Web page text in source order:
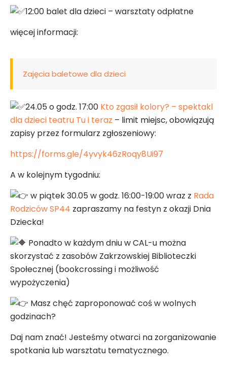
12:00 balet dla dzieci – warsztaty odpłatne
więcej informacji:
Zajęcia baletowe dla dzieci
24.05 o godz. 17:00 Kto zgasił kolory? – spektakl
dla dzieci teatru Tu i teraz – limit miejsc, obowiązują
zapisy przez formularz zgłoszeniowy:
https://forms.gle/4yvyk46zRoqy8Ui97
A w kolejnym tygodniu:
w piątek 30.05 w godz. 16:00-19:00 wraz z Rada
Rodziców SP44 zapraszamy na festyn z okazji Dnia
Dziecka!
Ponadto w każdym dniu w CAL-u można
skorzystać z zasobów Zakrzowskiej Biblioteczki
Społecznej (bookcrossing i możliwość
wypożyczenia)
Masz chęć zaproponować coś w wolnych
godzinach?
Daj nam znać! Jesteśmy otwarci na zorganizowanie
spotkania lub warsztatu tematycznego.